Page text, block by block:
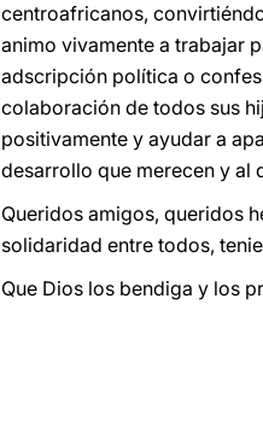
centroafricanos,
animo vivamente a trabajar
adscripción política o
colaboración de todos sus
positivamente y ayudar a
desarrollo que merecen y al
Queridos amigos, queridos
solidaridad entre todos,
Que Dios los bendiga y los